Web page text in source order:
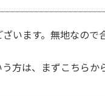
います。無地なので
方は、まずこちらか